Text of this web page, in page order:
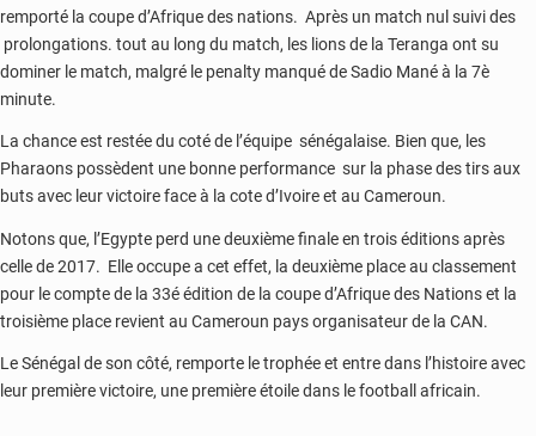
remporté la coupe d’Afrique des nations. Après un match nul suivi des
prolongations. tout au long du match, les lions de la Teranga ont su
dominer le match, malgré le penalty manqué de Sadio Mané à la 7è
minute.
La chance est restée du coté de l’équipe sénégalaise. Bien que, les
Pharaons possèdent une bonne performance sur la phase des tirs aux
buts avec leur victoire face à la cote d’Ivoire et au Cameroun.
Notons que, l’Egypte perd une deuxième finale en trois éditions après
celle de 2017. Elle occupe a cet effet, la deuxième place au classement
pour le compte de la 33é édition de la coupe d’Afrique des Nations et la
troisième place revient au Cameroun pays organisateur de la CAN.
Le Sénégal de son côté, remporte le trophée et entre dans l’histoire avec
leur première victoire, une première étoile dans le football africain.